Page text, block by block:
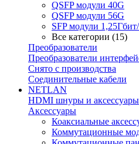
QSFP модули 40G
QSFP модули 56G
SFP модули
Все категории (15)
Преобразователи
Преобразователи
Снято с производства
Соединительные кабели
NETLAN
HDMI шнуры и аксессуары
Аксессуары
Коаксиальные
Коммутационные